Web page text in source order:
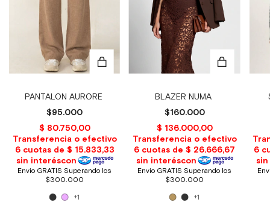
PANTALON AURORE
$95.000
+1
BLAZER NUMA
$160.000
+1